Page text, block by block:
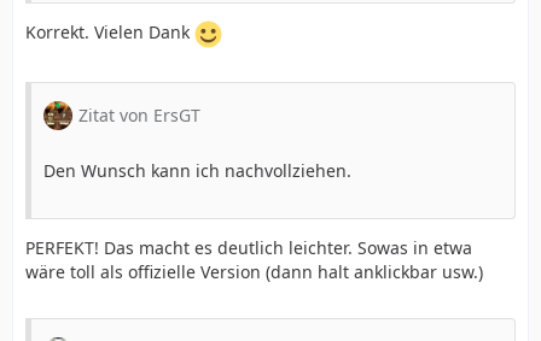
Korrekt. Vielen Dank
Zitat von ErsGT
Den Wunsch kann ich nachvollziehen.
PERFEKT! Das macht es deutlich leichter. Sowas in etwa
wäre toll als offizielle Version (dann halt anklickbar usw.)